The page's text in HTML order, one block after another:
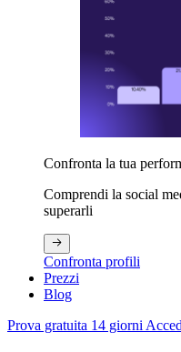
Confronta la tua
Comprendi la social
superarli
Confronta profili
Prezzi
Blog
Prova gratuita 14 giorni